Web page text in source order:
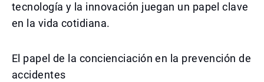
tecnología y la innovación juegan un papel clave
en la vida cotidiana.
El papel de la concienciación en la prevención de
accidentes